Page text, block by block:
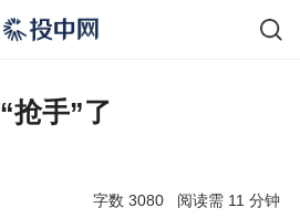
抢手”了
分钟
11
阅读需
3080
字数